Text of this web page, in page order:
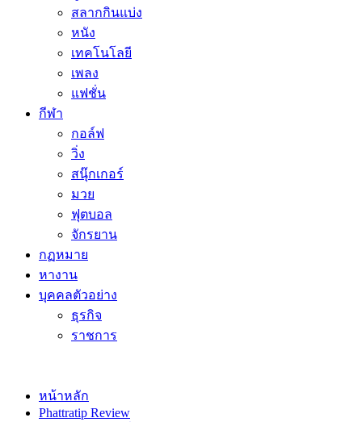
สลากกินแบ่ง
หนัง
เทคโนโลยี
เพลง
แฟชั่น
กีฬา
กอล์ฟ
วิ่ง
สนุ๊กเกอร์
มวย
ฟุตบอล
จักรยาน
กฏหมาย
หางาน
บุคคลตัวอย่าง
ธุรกิจ
ราชการ
หน้าหลัก
Phattratip Review